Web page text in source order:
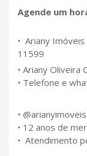
Agende um
• Ariany Imóveis
11599
• Ariany Oliveira
• Telefone e
• @arianyimoveis
• 12 anos de
• Atendimento